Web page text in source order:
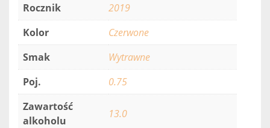
Rocznik
2019
Kolor
Czerwone
Smak
Wytrawne
Poj.
0.75
Zawartość
alkoholu
13.0